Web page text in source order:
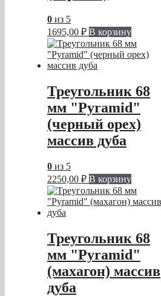
0 из 5
1695,00 ₽ В корзину
Треугольник 68
мм "Pyramid"
(черный орех)
массив дуба
0 из 5
2250,00 ₽ В корзину
Треугольник 68
мм "Pyramid"
(махагон) массив
дуба